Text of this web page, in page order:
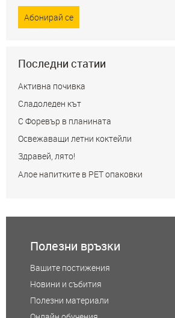
Абонирай се
Последни статии
Активна почивка
Сладоледен кът
С Форевър в планината
Освежаващи летни коктейли
Здравей, лято!
Алое напитките в РЕТ опаковки
Полезни връзки
Вашите постижения
Новини и събития
Полезни материали